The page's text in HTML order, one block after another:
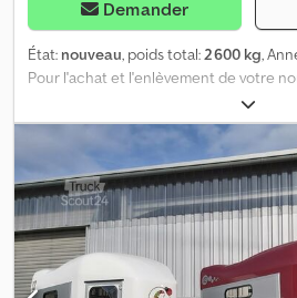
Demander
État: nouveau, poids total:2 600 kg,
Pour l'achat et l'enlèvement de votre
Liberté, veuillez avoir à disposition le
finaliser l'achat après accord
Dkjdpfxjzp Rdvs Ah Asr Traitement
Transportez vos chevaux en toute
déchargez-les grâce à la rampe avant
07/2026 de la Cheval Liberté Gold
avant. Couleur : Poly violet / baie
tonnes, châssis abaissé, version 100
taille. Grande rampe avant large.